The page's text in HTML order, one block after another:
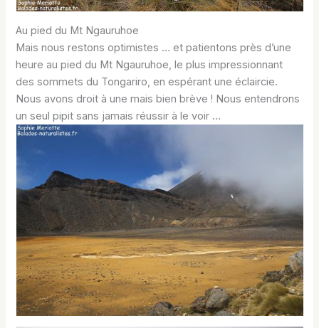
Au pied du Mt Ngauruhoe
Mais nous restons optimistes … et patientons près d’une
heure au pied du Mt Ngauruhoe, le plus impressionnant
des sommets du Tongariro, en espérant une éclaircie.
Nous avons droit à une mais bien brève ! Nous entendrons
un seul pipit sans jamais réussir à le voir …